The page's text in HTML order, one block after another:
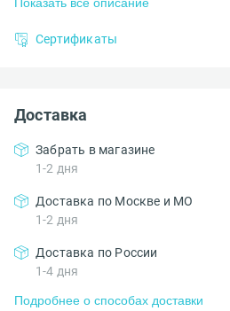
Сертификаты
Доставка
Забрать в магазине
1-2 дня
Доставка по Москве и МО
1-2 дня
Доставка по России
1-4 дня
Подробнее о способах доставки